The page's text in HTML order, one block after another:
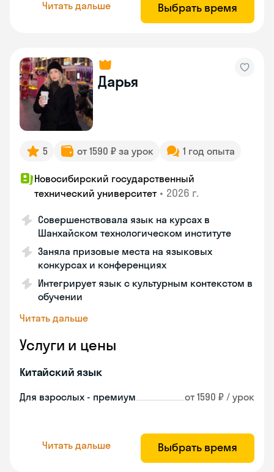
Читать дальше Выбрать время
Дарья
5 от 1590 ₽ за урок 1 год опыта
Новосибирский государственный
технический университет • 2026 г.
Совершенствовала язык на курсах в
Шанхайском технологическом институте
Заняла призовые места на языковых
конкурсах и конференциях
Интегрирует язык с культурным контекстом в
обучении
Читать дальше
Услуги и цены
Китайский язык
Для взрослых - премиум от 1590 ₽ / урок
Читать дальше Выбрать время